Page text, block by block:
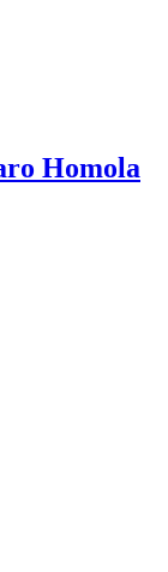
Homola